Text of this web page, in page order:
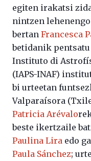
egiten irakatsi
nintzen
bertan Francesca
betidanik
Instituto di
(IAPS-INAF)
bi urteetan
Valparaísora
Patricia Arévalo
beste ikertzaile
Paulina Lira edo
Paula Sánchez;